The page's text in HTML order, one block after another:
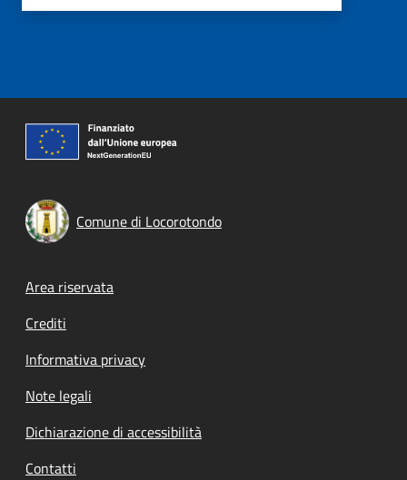
Comune di Locorotondo
Footer menu
Area riservata
Crediti
Informativa privacy
Note legali
Dichiarazione di accessibilità
Contatti